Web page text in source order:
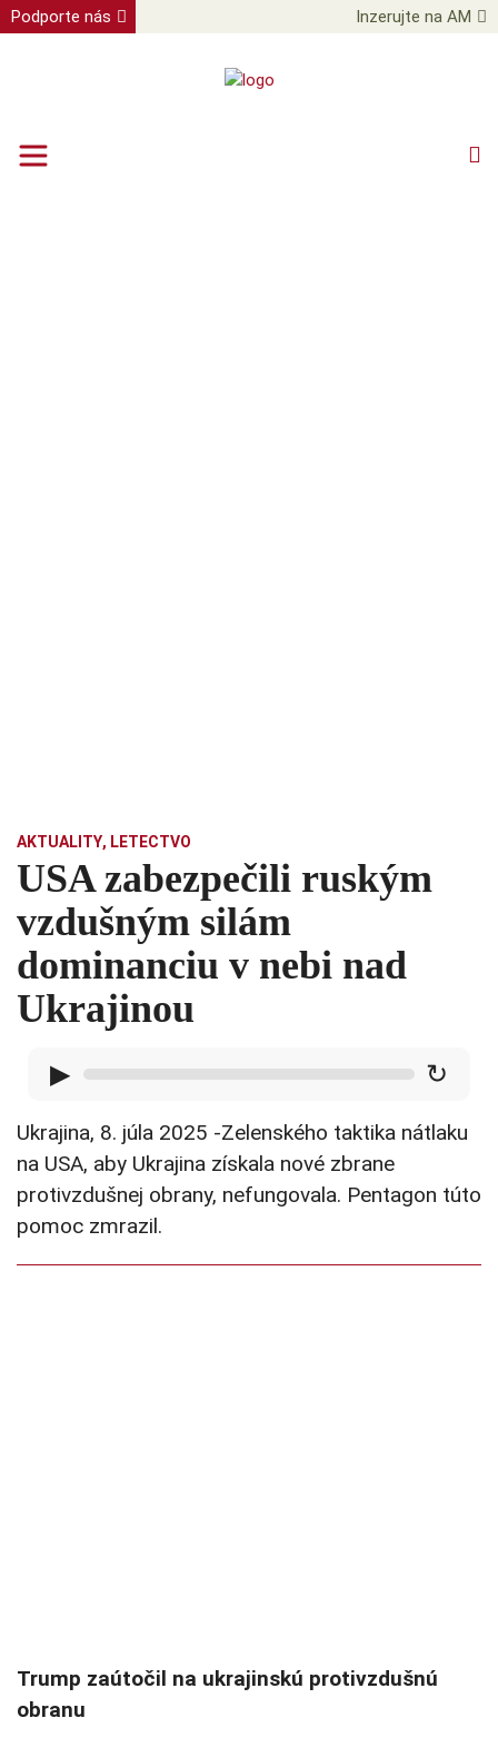
Podporte nás Inzerujte na AM
AKTUALITY, LETECTVO
USA zabezpečili ruským
vzdušným silám
dominanciu v nebi nad
Ukrajinou
▶ ↻
Ukrajina, 8. júla 2025 -Zelenského taktika nátlaku
na USA, aby Ukrajina získala nové zbrane
protivzdušnej obrany, nefungovala. Pentagon túto
pomoc zmrazil.
Trump zaútočil na ukrajinskú protivzdušnú
obranu